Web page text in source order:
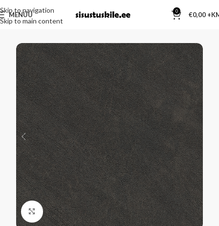
Skip to navigation
Skip to main content
MENÜÜ 0 €0,00
Kliki suurendamiseks